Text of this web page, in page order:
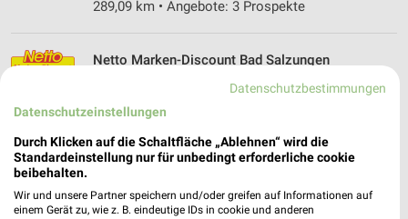
289,09 km • Angebote: 3 Prospekte
Netto Marken-Discount Bad Salzungen
Heinrich-Heine-Straße 40
288,85 km • Angebote: 3 Prospekte
Lidl Bad Salzungen
Datenschutzbestimmungen
Datenschutzeinstellungen
Durch Klicken auf die Schaltfläche „Ablehnen“ wird die
Standardeinstellung nur für unbedingt erforderliche cookie
beibehalten.
Wir und unsere Partner speichern und/oder greifen auf Informationen auf
einem Gerät zu, wie z. B. eindeutige IDs in cookie und anderen